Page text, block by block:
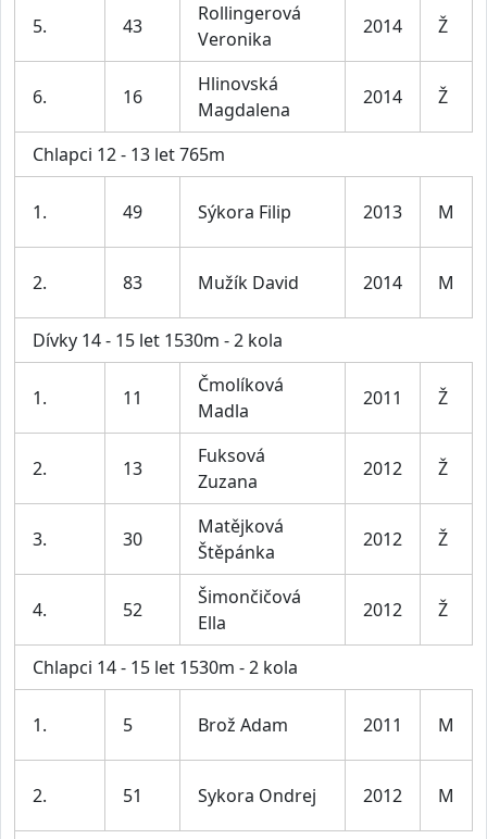
5. 43
Rollingerová
Veronika
2014 Ž
6. 16
Hlinovská
Magdalena
2014 Ž
Chlapci 12 - 13 let 765m
1. 49 Sýkora Filip 2013 M
2. 83 Mužík David 2014 M
Dívky 14 - 15 let 1530m - 2 kola
1. 11
Čmolíková
Madla
2011 Ž
2. 13
Fuksová
Zuzana
2012 Ž
3. 30
Matějková
Štěpánka
2012 Ž
4. 52
Šimončičová
Ella
2012 Ž
Chlapci 14 - 15 let 1530m - 2 kola
1. 5 Brož Adam 2011 M
2. 51 Sykora Ondrej 2012 M